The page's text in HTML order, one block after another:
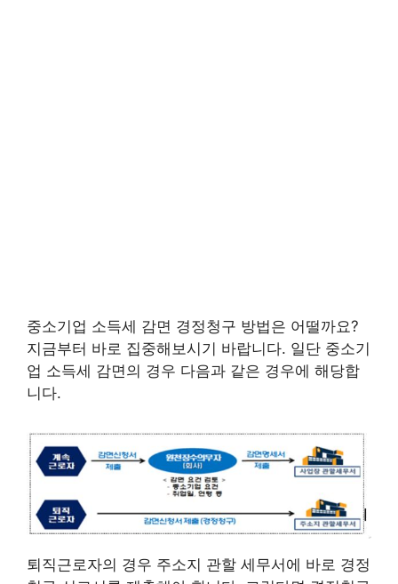
중소기업 소득세 감면 경정청구 방법은 어떨까요?
지금부터 바로 집중해보시기 바랍니다. 일단 중소기
업 소득세 감면의 경우 다음과 같은 경우에 해당합
니다.
퇴직근로자의 경우 주소지 관할 세무서에 바로 경정